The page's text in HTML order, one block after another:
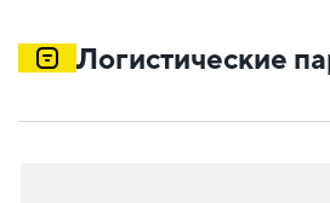
Логистические